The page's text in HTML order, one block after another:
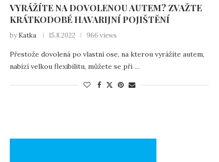
VYRÁŽÍTE NA DOVOLENOU AUTEM? ZVAŽTE
KRÁTKODOBÉ HAVARIJNÍ POJIŠTĚNÍ
by Katka 15.8.2022 966 views
Přestože dovolená po vlastní ose, na kterou vyrážíte autem,
nabízí velkou flexibilitu, můžete se při …